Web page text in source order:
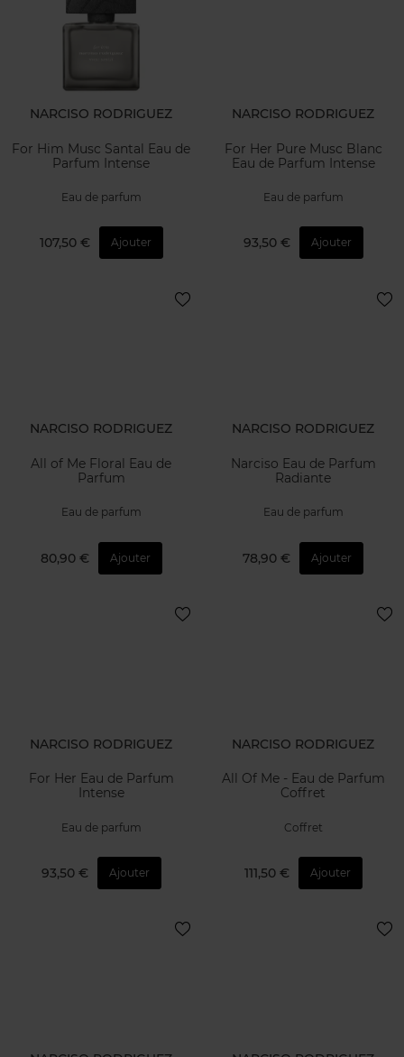
NARCISO RODRIGUEZ
For Him Musc Santal Eau de
Parfum Intense
Eau de parfum
107,50 € Ajouter
NARCISO RODRIGUEZ
For Her Pure Musc Blanc
Eau de Parfum Intense
Eau de parfum
93,50 € Ajouter
NARCISO RODRIGUEZ
All of Me Floral Eau de
Parfum
Eau de parfum
80,90 € Ajouter
NARCISO RODRIGUEZ
Narciso Eau de Parfum
Radiante
Eau de parfum
78,90 € Ajouter
NARCISO RODRIGUEZ
For Her Eau de Parfum
Intense
Eau de parfum
93,50 € Ajouter
NARCISO RODRIGUEZ
All Of Me - Eau de Parfum
Coffret
Coffret
111,50 € Ajouter